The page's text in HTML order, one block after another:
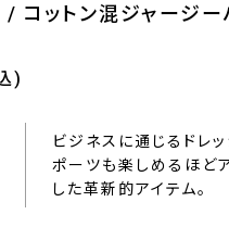
/ コットン混ジャージー
)
ビジネスに通じるドレ
ポーツも楽しめるほど
した革新的アイテム。